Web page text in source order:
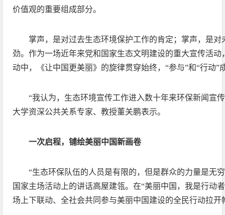
价值观的重要组成部分。
掌声，是对过去生态环境保护工作的肯定；掌声，是
劲。作为一场近年来党和国家生态文明建设的重大宣传活
动中，《让中国更美丽》的旋律贯穿始终，“参与”和“行动”
“我认为，生态环境宣传工作进入数十年来环保新闻宣
大学资深公共关系专家、教授董关鹏表示。
一次启程，铺绘美丽中国新画卷
“生态环保队伍的人员是有限的，但是群众的力量是无
国家主场活动上的讲话高屋建瓴。在“美丽中国，我是行动
场上下联动、全社会共同参与美丽中国建设的全民行动拉开